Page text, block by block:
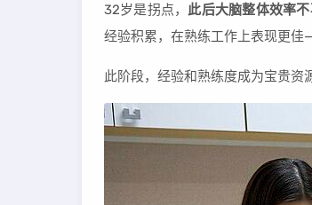
32岁是拐点，此后大脑整体效率
经验积累，在熟练工作上表现更佳
此阶段，经验和熟练度成为宝贵资